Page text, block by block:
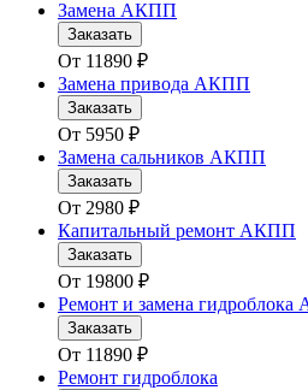
Замена АКПП
Заказать
От 11890 ₽
Замена привода АКПП
Заказать
От 5950 ₽
Замена сальников АКПП
Заказать
От 2980 ₽
Капитальный ремонт АКПП
Заказать
От 19800 ₽
Ремонт и замена
Заказать
От 11890 ₽
Ремонт гидроблока